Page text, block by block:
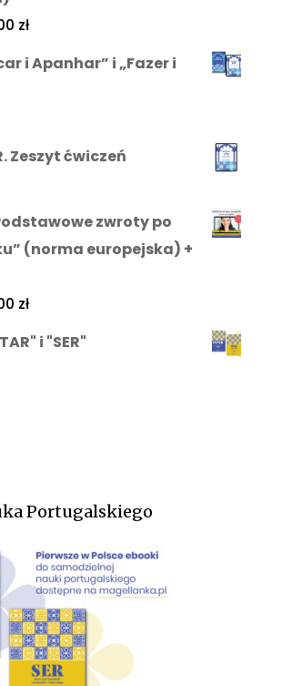
zł
i Apanhar” i „Fazer i
Zeszyt ćwiczeń
zwroty po
(norma europejska) +
zł
i "SER"
Portugalskiego